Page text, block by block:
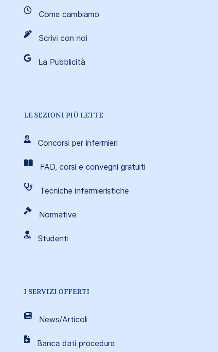
Come cambiamo
Scrivi con noi
La Pubblicità
LE SEZIONI PIÙ LETTE
Concorsi per infermieri
FAD, corsi e convegni gratuiti
Tecniche infermieristiche
Normative
Studenti
I SERVIZI OFFERTI
News/Articoli
Banca dati procedure